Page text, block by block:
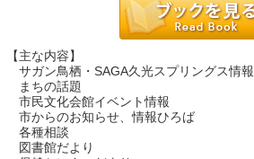
【主な内容】
サガン鳥栖・SAGA久光スプリングス情報
まちの話題
市民文化会館イベント情報
市からのお知らせ、情報ひろば
各種相談
図書館だより
ご利用ガイド
よくある質問
サイトマップ
お問い合わせ